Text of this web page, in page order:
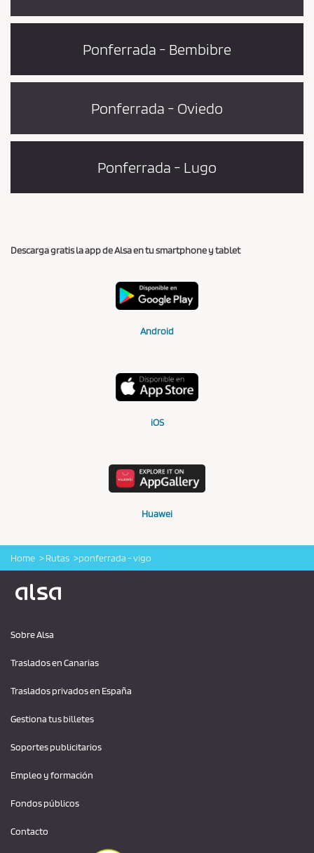
Ponferrada - Bembibre
Ponferrada - Oviedo
Ponferrada - Lugo
Descarga gratis la app de Alsa en tu smartphone y tablet
Android
iOS
Huawei
Home Rutas ponferrada - vigo
Sobre Alsa
Traslados en Canarias
Traslados privados en España
Gestiona tus billetes
Soportes publicitarios
Empleo y formación
Fondos públicos
Contacto
Logo Alsa